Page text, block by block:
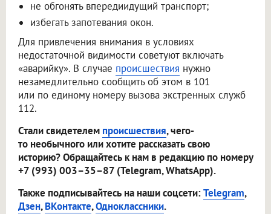
не обгонять впередиидущий транспорт;
избегать запотевания окон.
Для привлечения внимания в условиях
недостаточной видимости советуют включать
«аварийку». В случае происшествия нужно
незамедлительно сообщить об этом в 101
или по единому номеру вызова экстренных служб
112.
Стали свидетелем происшествия, чего-
то необычного или хотите рассказать свою
историю? Обращайтесь к нам в редакцию по номеру
+7 (993) 003–35–87 (Telegram, WhatsApp).
Также подписывайтесь на наши соцсети:Telegram,
Дзен,ВКонтакте,Одноклассники.